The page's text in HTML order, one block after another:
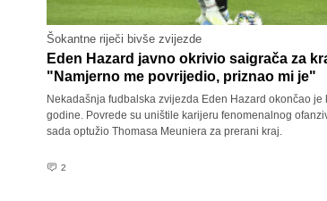
Šokantne riječi bivše zvijezde
Eden Hazard javno okrivio saigrača za
"Namjerno me povrijedio, priznao mi je"
Nekadašnja fudbalska zvijezda Eden Hazard okončao je
godine. Povrede su uništile karijeru fenomenalnog
sada optužio Thomasa Meuniera za prerani kraj.
2